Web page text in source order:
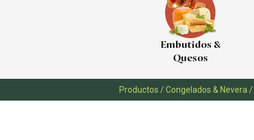
Embutidos &
Quesos
Productos /Congelados & Nevera /